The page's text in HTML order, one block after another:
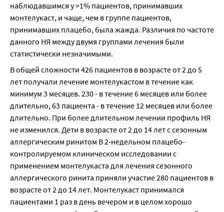
наблюдавшимся у >1% пациентов, принимавших
монтелукаст, и чаще, чем в группе пациентов,
принимавших плацебо, была жажда. Различия по частоте
данного НЯ между двумя группами лечения были
статистически незначимыми.
В общей сложности 426 пациентов в возрасте от 2 до 5
лет получали лечение монтелукастом в течение как
минимум 3 месяцев. 230 - в течение 6 месяцев или более
длительно, 63 пациента - в течение 12 месяцев или более
длительно. При более длительном лечении профиль НЯ
не изменился. Дети в возрасте от 2 до 14 лет с сезонным
аллергическим ринитом В 2-недельном плацебо-
контролируемом клиническом исследовании с
применением монтелукаста для лечения сезонного
аллергического ринита приняли участие 280 пациентов в
возрасте от 2 до 14 лет. Монтелукаст принимался
пациентами 1 раз в день вечером и в целом хорошо